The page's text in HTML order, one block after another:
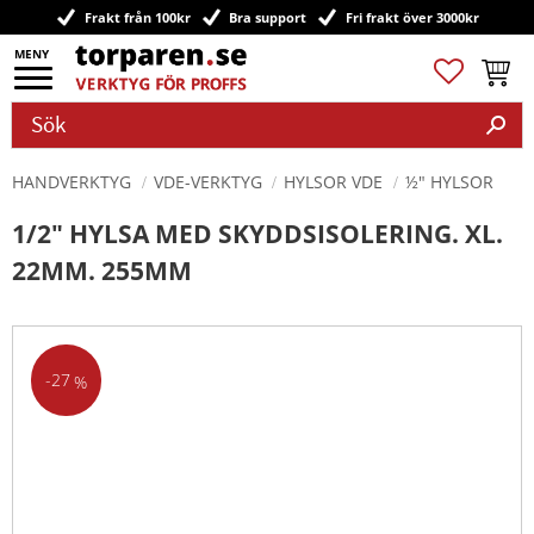
Meny
Frakt från 100kr Bra support Fri frakt över 3000kr
Favoriter
HANDVERKTYG VDE-VERKTYG HYLSOR VDE ½" HYLSOR
1/2" HYLSA MED SKYDDSISOLERING. XL.
22MM. 255MM
27%